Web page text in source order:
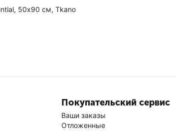
50х90 см, Tkano
Покупательский сервис
Ваши заказы
Отложенные